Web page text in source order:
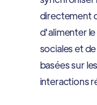
directement
d'alimenter
sociales et
basées sur
interactions